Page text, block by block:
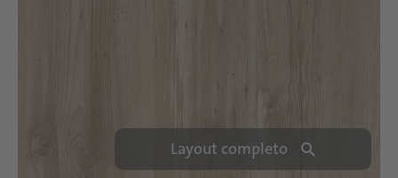
Sostenibilidad
Layout completo